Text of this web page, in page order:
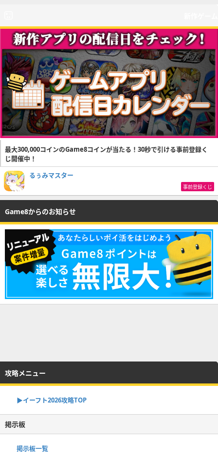
最大300,000コインのGame8コインが当たる！30秒で引ける事前登録く
じ開催中！
るぅみマスター
事前登録くじ
Game8からのお知らせ
攻略メニュー
▶イーフト2026攻略TOP
掲示板
掲示板一覧